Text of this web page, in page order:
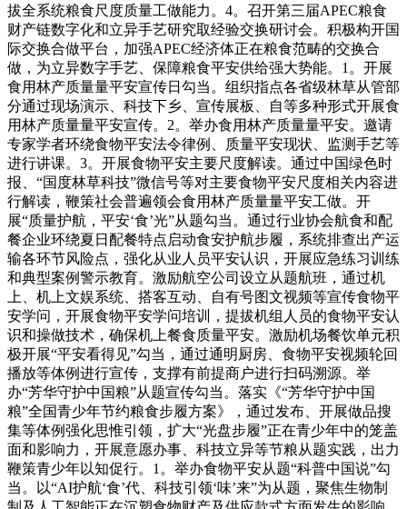
拔全系统粮食尺度质量工做能力。4。召开第三届APEC粮食
财产链数字化和立异手艺研究取经验交换研讨会。积极构开国
际交换合做平台，加强APEC经济体正在粮食范畴的交换合
做，为立异数字手艺、保障粮食平安供给强大势能。1。开展
食用林产质量量平安宣传日勾当。组织指点各省级林草从管部
分通过现场演示、科技下乡、宣传展板、自等多种形式开展食
用林产质量量平安宣传。2。举办食用林产质量量平安。邀请
专家学者环绕食物平安法令律例、质量平安现状、监测手艺等
进行讲课。3。开展食物平安主要尺度解读。通过中国绿色时
报、“国度林草科技”微信号等对主要食物平安尺度相关内容进
行解读，鞭策社会普遍领会食用林产质量量平安工做。开
展“质量护航，平安‘食’光”从题勾当。通过行业协会航食和配
餐企业环绕夏日配餐特点启动食安护航步履，系统排查出产运
输各环节风险点，强化从业人员平安认识，开展应急练习训练
和典型案例警示教育。激励航空公司设立从题航班，通过机
上、机上文娱系统、搭客互动、自有号图文视频等宣传食物平
安学问，开展食物平安学问培训，提拔机组人员的食物平安认
识和操做技术，确保机上餐食质量平安。激励机场餐饮单元积
极开展“平安看得见”勾当，通过通明厨房、食物平安视频轮回
播放等体例进行宣传，支撑有前提商户进行扫码溯源。举
办“芳华守护中国粮”从题宣传勾当。落实《“芳华守护中国
粮”全国青少年节约粮食步履方案》，通过发布、开展做品搜
集等体例强化思惟引领，扩大“光盘步履”正在青少年中的笼盖
面和影响力，开展意愿办事、科技立异等节粮从题实践，出力
鞭策青少年以知促行。1。举办食物平安从题“科普中国说”勾
当。以“AI护航‘食’代、科技引领‘味’来”为从题，聚焦生物制